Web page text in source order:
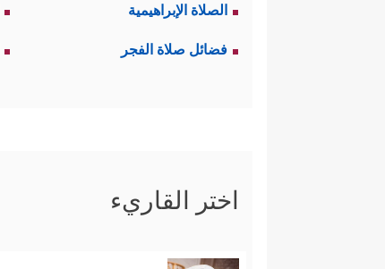
الصلاة الإبراهيمية
فضائل صلاة الفجر
اختر القاريء